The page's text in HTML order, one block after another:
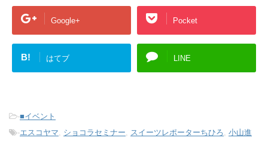
Google+ Pocket
B! はてブ LINE
-■イベント
-エスコヤマ, ショコラセミナー, スイーツレポーターちひろ, 小山進